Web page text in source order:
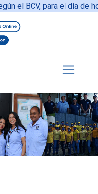
el BCV, para el día de